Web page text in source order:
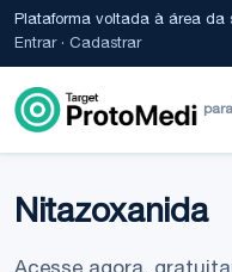
Plataforma voltada à área da
Entrar· Cadastrar
Nitazoxanida